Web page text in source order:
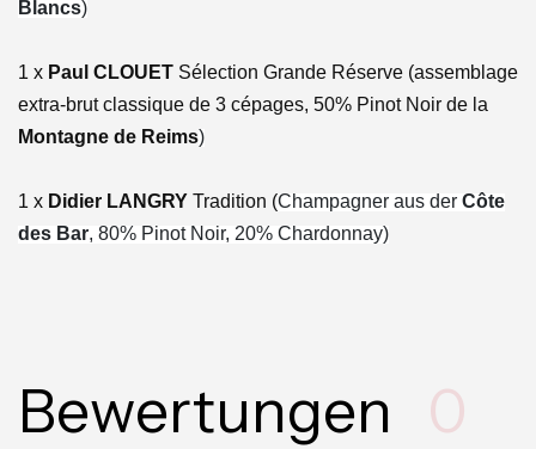
Blancs)
1 x Paul CLOUET Sélection Grande Réserve (assemblage
extra-brut classique de 3 cépages, 50% Pinot Noir de la
Montagne de Reims)
1 x Didier LANGRY Tradition (Champagner aus der Côte
des Bar, 80% Pinot Noir, 20% Chardonnay)
Bewertungen 0